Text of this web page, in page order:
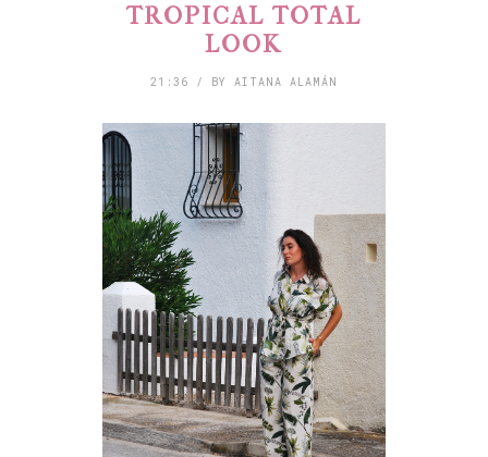
TROPICAL TOTAL
LOOK
21:36 / BY AITANA ALAMÁN